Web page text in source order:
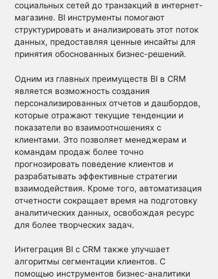
социальных сетей до транзакций в интернет-
магазине. BI инструменты помогают
структурировать и анализировать этот поток
данных, предоставляя ценные инсайты для
принятия обоснованных бизнес-решений.
Одним из главных преимуществ BI в CRM
является возможность создания
персонализированных отчетов и дашбордов,
которые отражают текущие тенденции и
показатели во взаимоотношениях с
клиентами. Это позволяет менеджерам и
командам продаж более точно
прогнозировать поведение клиентов и
разрабатывать эффективные стратегии
взаимодействия. Кроме того, автоматизация
отчетности сокращает время на подготовку
аналитических данных, освобождая ресурс
для более творческих задач.
Интеграция BI с CRM также улучшает
алгоритмы сегментации клиентов. С
помощью инструментов бизнес-аналитики